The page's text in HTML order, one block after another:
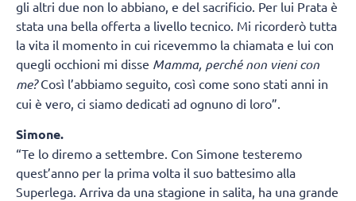
gli altri due non lo abbiano, e del sacrificio. Per lui Prata è
stata una bella offerta a livello tecnico. Mi ricorderò tutta
la vita il momento in cui ricevemmo la chiamata e lui con
quegli occhioni mi disse Mamma, perché non vieni con
me?Così l’abbiamo seguito, così come sono stati anni in
cui è vero, ci siamo dedicati ad ognuno di loro”.
Simone.
“Te lo diremo a settembre. Con Simone testeremo
quest’anno per la prima volta il suo battesimo alla
Superlega. Arriva da una stagione in salita, ha una grande